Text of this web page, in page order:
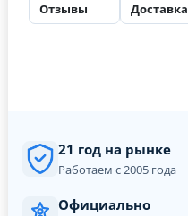
Отзывы Доставка
21 год на рынке
Работаем с 2005 года
Официально